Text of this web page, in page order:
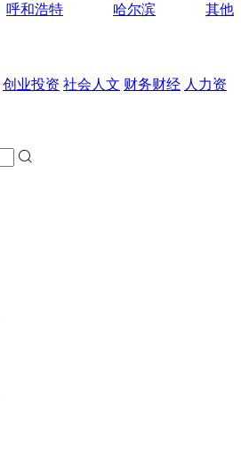
呼和浩特 哈尔滨
其他
创业投资 社会人文 财务财经 人力资